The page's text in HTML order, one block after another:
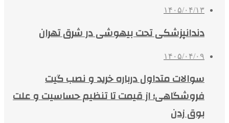
۱۴۰۵/۰۴/۱۳
دندانپزشکی تحت بیهوشی در شرق تهران
۱۴۰۵/۰۴/۰۹
سوالات متداول درباره خرید و نصب گیت
فروشگاهی؛ از قیمت تا تنظیم حساسیت و علت
بوق زدن